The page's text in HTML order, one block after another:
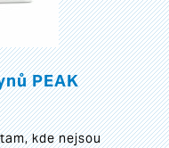
PEAK
kde nejsou